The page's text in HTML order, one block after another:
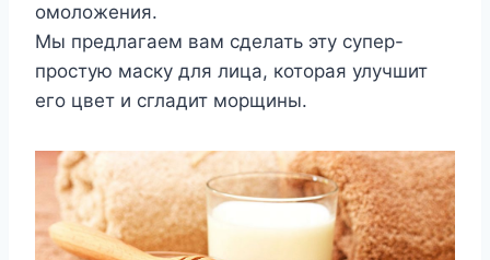
омоложения.
Мы предлагаем вам сделать эту супер-
простую маску для лица, которая улучшит
его цвет и сгладит морщины.